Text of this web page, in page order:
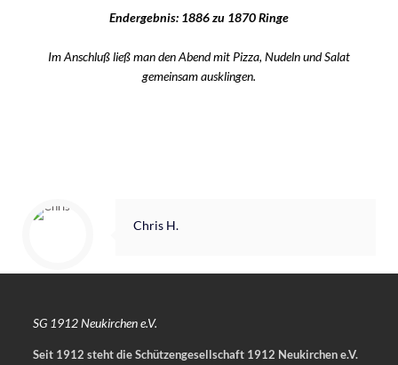
Endergebnis: 1886 zu 1870 Ringe
Im Anschluß ließ man den Abend mit Pizza, Nudeln und Salat
gemeinsam ausklingen.
Chris H.
SG 1912 Neukirchen e.V.
Seit 1912 steht die Schützengesellschaft 1912 Neukirchen e.V.